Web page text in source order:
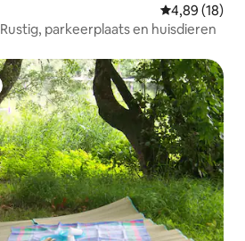
Gemiddelde
4,89 (18)
parkeerplaats en huisdieren